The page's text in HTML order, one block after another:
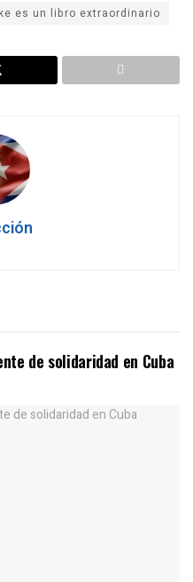
es un libro extraordinario
de solidaridad en Cuba